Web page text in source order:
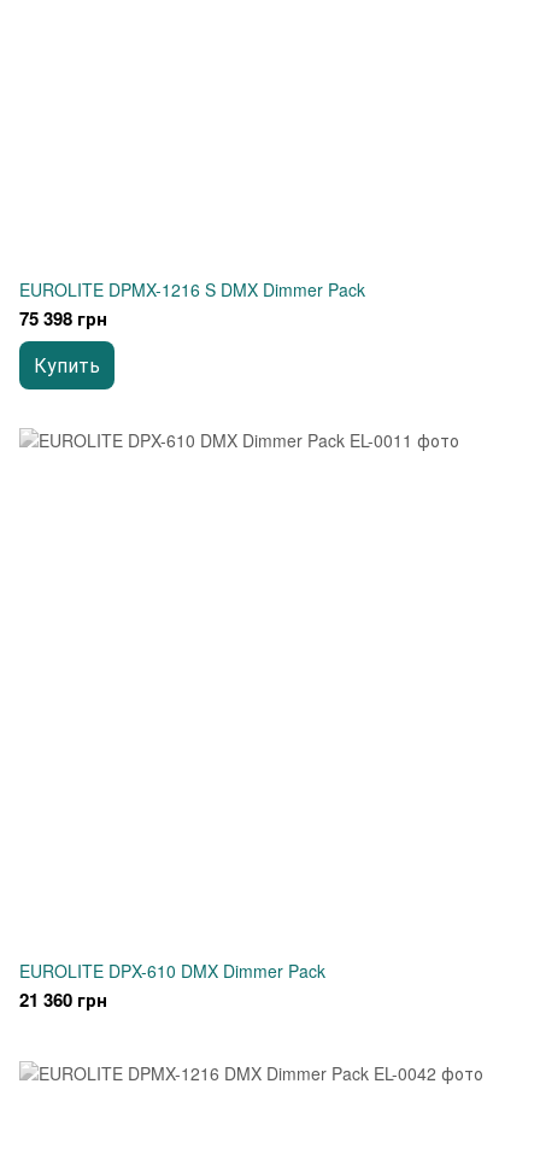
EUROLITE DPMX-1216 S DMX Dimmer Pack
75 398 грн
Купить
EUROLITE DPX-610 DMX Dimmer Pack
21 360 грн